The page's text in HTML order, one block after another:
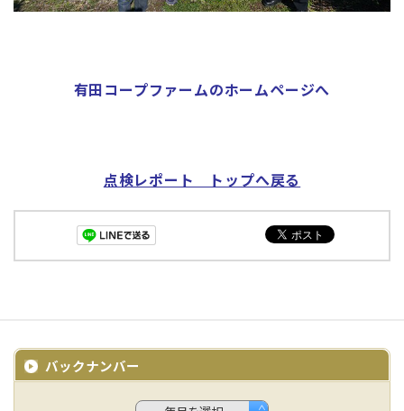
有田コープファームのホームページへ
点検レポート トップへ戻る
バックナンバー